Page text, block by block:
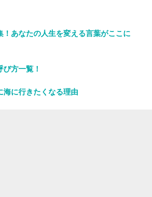
！あなたの人生を変える言葉がここに
方一覧！
海に行きたくなる理由